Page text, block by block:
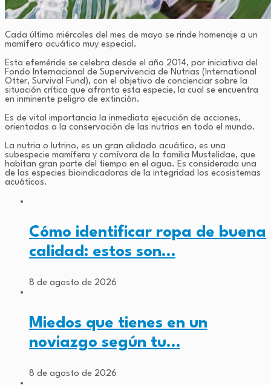
Cada último miércoles del mes de mayo se rinde homenaje a un
mamífero acuático muy especial.
Esta efeméride se celebra desde el año 2014, por iniciativa del
Fondo Internacional de Supervivencia de Nutrias (International
Otter, Survival Fund), con el objetivo de concienciar sobre la
situación crítica que afronta esta especie, la cual se encuentra
en inminente peligro de extinción.
Es de vital importancia la inmediata ejecución de acciones,
orientadas a la conservación de las nutrias en todo el mundo.
La nutria o lutrino, es un gran alidado acuático, es una
subespecie mamífera y carnívora de la familia Mustelidae, que
habitan gran parte del tiempo en el agua. Es considerada una
de las especies bioindicadoras de la integridad los ecosistemas
acuáticos.
Cómo identificar ropa de buena
calidad: estos son…
8 de agosto de 2026
Miedos que tienes en un
noviazgo según tu…
8 de agosto de 2026